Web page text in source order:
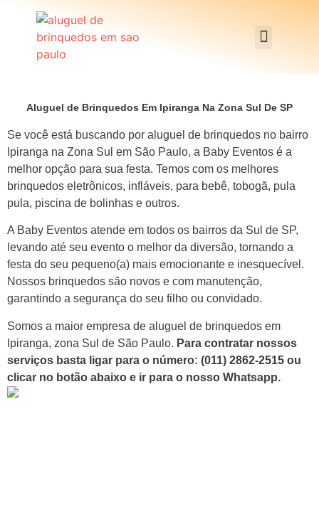
Aluguel de Brinquedos Em Ipiranga Na Zona Sul De SP
Se você está buscando por aluguel de brinquedos no bairro
Ipiranga na Zona Sul em São Paulo, a Baby Eventos é a
melhor opção para sua festa. Temos com os melhores
brinquedos eletrônicos, infláveis, para bebê, tobogã, pula
pula, piscina de bolinhas e outros.
A Baby Eventos atende em todos os bairros da Sul de SP,
levando até seu evento o melhor da diversão, tornando a
festa do seu pequeno(a) mais emocionante e inesquecível.
Nossos brinquedos são novos e com manutenção,
garantindo a segurança do seu filho ou convidado.
Somos a maior empresa de aluguel de brinquedos em
Ipiranga, zona Sul de São Paulo. Para contratar nossos
serviços basta ligar para o número: (011) 2862-2515 ou
clicar no botão abaixo e ir para o nosso Whatsapp.